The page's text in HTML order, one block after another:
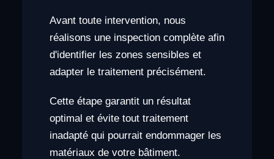
Avant toute intervention, nous
réalisons une inspection complète afin
d'identifier les zones sensibles et
adapter le traitement précisément.
Cette étape garantit un résultat
optimal et évite tout traitement
inadapté qui pourrait endommager les
matériaux de votre bâtiment.